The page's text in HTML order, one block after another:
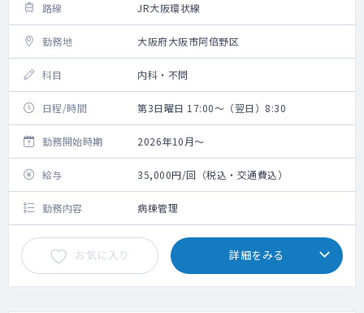
路線 JR大阪環状線
勤務地 大阪府大阪市阿倍野区
科目 内科・不問
日程/時間 第3日曜日 17:00～（翌日）8:30
勤務開始時期 2026年10月～
給与 35,000円/回（税込・交通費込）
勤務内容 病棟管理
お気に入り 詳細をみる